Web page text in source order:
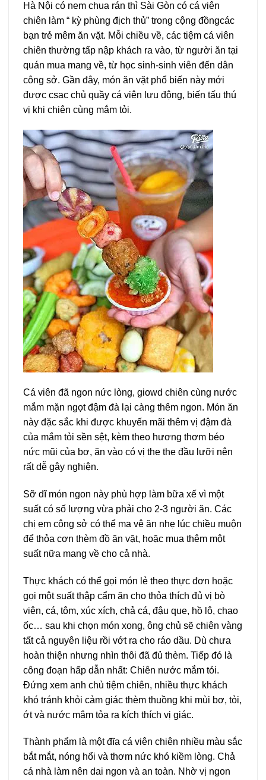
Hà Nội có nem chua rán thì Sài Gòn có cá viên
chiên làm “ kỳ phùng địch thủ” trong cộng đồngcác
bạn trẻ mêm ăn vặt. Mỗi chiều về, các tiệm cá viên
chiên thường tấp nập khách ra vào, từ người ăn tại
quán mua mang về, từ học sinh-sinh viên đến dân
công sở. Gần đây, món ăn vặt phổ biến này mới
được csac chủ quầy cá viên lưu động, biến tấu thú
vị khi chiên cùng mắm tỏi.
Cá viên đã ngon nức lòng, giowd chiên cùng nước
mắm mặn ngọt đậm đà lại càng thêm ngon. Món ăn
này đặc sắc khi được khuyến mãi thêm vị đậm đà
của mắm tỏi sền sệt, kèm theo hương thơm béo
nức mũi của bơ, ăn vào có vị the the đầu lưỡi nên
rất dễ gây nghiện.
Sỡ dĩ món ngon này phù hợp làm bữa xế vì một
suất có số lượng vừa phải cho 2-3 người ăn. Các
chị em công sở có thể ma vê ăn nhẹ lúc chiều muộn
để thỏa cơn thèm đồ ăn vặt, hoặc mua thêm một
suất nữa mang về cho cả nhà.
Thực khách có thể gọi món lẻ theo thực đơn hoặc
gọi một suất thập cẩm ăn cho thỏa thích đủ vị bò
viên, cá, tôm, xúc xích, chả cá, đậu que, hồ lô, chạo
ốc… sau khi chọn món xong, ông chủ sẽ chiên vàng
tất cả nguyên liệu rồi vớt ra cho ráo dầu. Dù chưa
hoàn thiện nhưng nhìn thôi đã đủ thèm. Tiếp đó là
công đoạn hấp dẫn nhất: Chiên nước mắm tỏi.
Đứng xem anh chủ tiệm chiên, nhiều thực khách
khó tránh khỏi cảm giác thèm thuồng khi mùi bơ, tỏi,
ớt và nước mắm tỏa ra kích thích vị giác.
Thành phẩm là một đĩa cá viên chiên nhiều màu sắc
bắt mắt, nóng hổi và thơm nức khó kiềm lòng. Chả
cá nhà làm nên dai ngon và an toàn. Nhờ vị ngon